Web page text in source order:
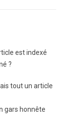
est indexé
?
tout un article
gars honnête